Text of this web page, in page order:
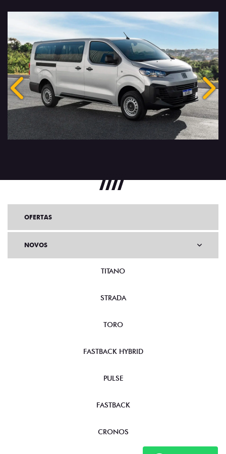
Anterior
OFERTAS
NOVOS
TITANO
STRADA
TORO
FASTBACK HYBRID
PULSE
FASTBACK
CRONOS